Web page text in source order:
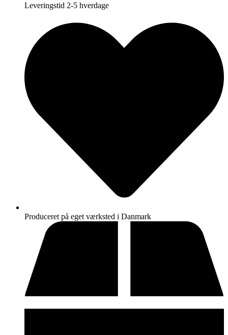
Leveringstid 2-5 hverdage
Produceret på eget værksted i Danmark